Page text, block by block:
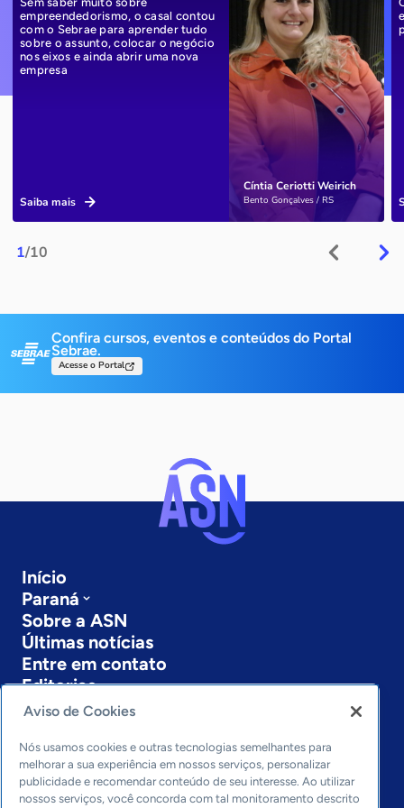
1/10
Cíntia Ceriotti Weirich
Bento Gonçalves / RS
empreendedorismo, o casal contou
com o Sebrae para aprender tudo
sobre o assunto, colocar o negócio
nos eixos e ainda abrir uma nova
empresa
Saiba mais
Confira cursos, eventos e conteúdos do Portal
Sebrae.
Acesse o Portal
Início
Paraná
Sobre a ASN
Últimas notícias
Entre em contato
Editorias
Economia & Política
Inovação & Tecnologia
Cultura empreendedora
Dados
Aviso de Cookies
Nós usamos cookies e outras tecnologias semelhantes para
melhorar a sua experiência em nossos serviços, personalizar
publicidade e recomendar conteúdo de seu interesse. Ao utilizar
nossos serviços, você concorda com tal monitoramento descrito